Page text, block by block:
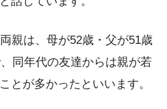
親は、母が52歳・父が51歳
同年代の友達からは親が若
とが多かったといいます。